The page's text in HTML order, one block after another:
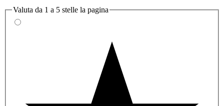
Valuta da 1 a 5 stelle la pagina